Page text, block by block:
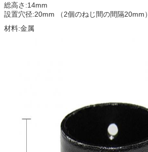
総高さ:14mm
設置穴径:20mm （2個のねじ間の間隔20mm）
材料:金属